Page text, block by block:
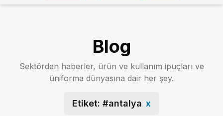
Blog
Sektörden haberler, ürün ve kullanım ipuçları ve
üniforma dünyasına dair her şey.
Etiket: #antalya x